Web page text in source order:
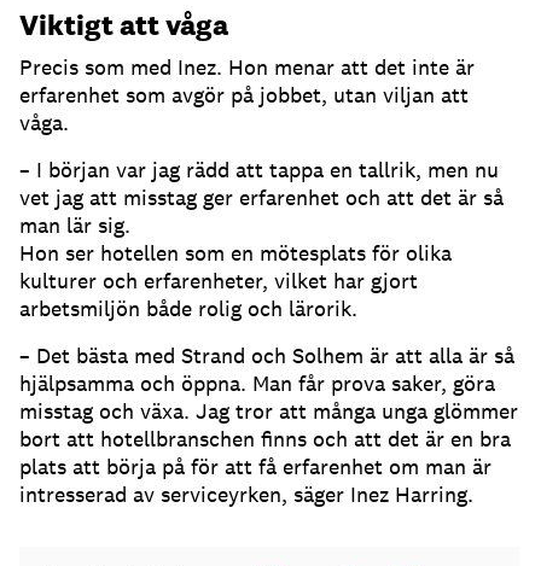
Viktigt att våga
Precis som med Inez. Hon menar att det inte är
erfarenhet som avgör på jobbet, utan viljan att
våga.
– I början var jag rädd att tappa en tallrik, men nu
vet jag att misstag ger erfarenhet och att det är så
man lär sig.
Hon ser hotellen som en mötesplats för olika
kulturer och erfarenheter, vilket har gjort
arbetsmiljön både rolig och lärorik.
– Det bästa med Strand och Solhem är att alla är så
hjälpsamma och öppna. Man får prova saker, göra
misstag och växa. Jag tror att många unga glömmer
bort att hotellbranschen finns och att det är en bra
plats att börja på för att få erfarenhet om man är
intresserad av serviceyrken, säger Inez Harring.